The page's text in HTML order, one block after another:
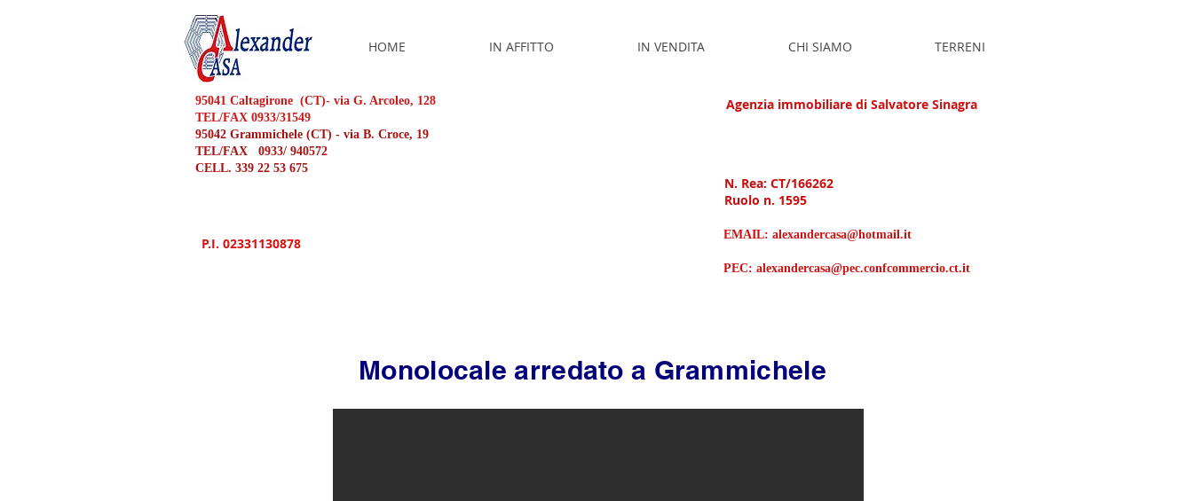
HOME IN AFFITTO IN VENDITA CHI SIAMO TERRENI
95041 Caltagirone (CT)- via G. Arcoleo, 128
TEL/FAX 0933/31549
95042 Grammichele (CT) - via B. Croce, 19
TEL/FAX 0933/ 940572
CELL. 339 22 53 675
Agenzia immobiliare di Salvatore Sinagra
N. Rea: CT/166262
Ruolo n. 1595
P.I. 02331130878
EMAIL: alexandercasa@hotmail.it
PEC: alexandercasa@pec.confcommercio.ct.it
Monolocale arredato a Grammichele